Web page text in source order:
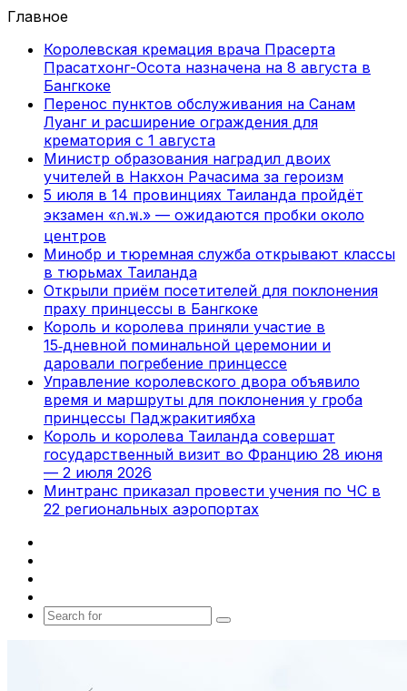
Главное
Королевская кремация врача Прасерта
Прасатхонг-Осота назначена на 8 августа в
Бангкоке
Перенос пунктов обслуживания на Санам
Луанг и расширение ограждения для
крематория с 1 августа
Министр образования наградил двоих
учителей в Накхон Рачасима за героизм
5 июля в 14 провинциях Таиланда пройдёт
экзамен «ก.พ.» — ожидаются пробки около
центров
Минобр и тюремная служба открывают классы
в тюрьмах Таиланда
Открыли приём посетителей для поклонения
праху принцессы в Бангкоке
Король и королева приняли участие в
15‑дневной поминальной церемонии и
даровали погребение принцессе
Управление королевского двора объявило
время и маршруты для поклонения у гроба
принцессы Паджракитиябха
Король и королева Таиланда совершат
государственный визит во Францию 28 июня
— 2 июля 2026
Минтранс приказал провести учения по ЧС в
22 региональных аэропортах
Search